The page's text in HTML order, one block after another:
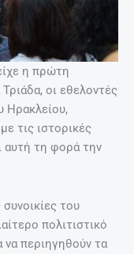
η πρώτη
οι εθελοντές
Ηρακλείου,
τις ιστορικές
αυτή τη φορά την
του
πολιτιστικό
να περιηγηθούν τα